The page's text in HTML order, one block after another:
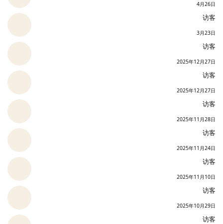
4月26日
访客
3月23日
访客
2025年12月27日
访客
2025年12月27日
访客
2025年11月28日
访客
2025年11月24日
访客
2025年11月10日
访客
2025年10月29日
访客